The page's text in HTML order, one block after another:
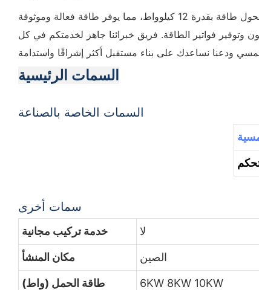
في شركتنا، نقدم لعملائنا حلولاً متطورة للطاقة الشمسية. نظامنا الشمسي بقدرة 10 كيلوواط مزود بـ 16 لوحة شمسية عالية الأداء ومحول طاقة بقدرة 12 كيلوواط، مما يوفر طاقة فعالة وموثوقة
وتوفير فواتير الطاقة. فريق خبرائنا جاهز لخدمتكم في كل
السمات الرئيسية
السمات الخاصة بالصناعة
سمات أخرى
خدمة تركيب مجانية لا
مكان المنشأ الصين
طاقة الحمل (واط) 6KW 8KW 10KW